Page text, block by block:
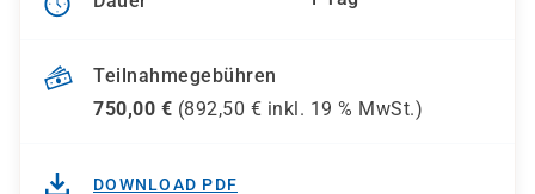
Teilnahmegebühren
750,00 € (892,50 € inkl. 19 % MwSt.)
DOWNLOAD PDF